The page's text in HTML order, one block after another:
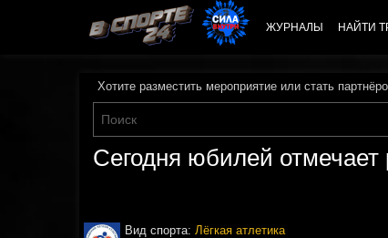
ЖУРНАЛЫ НАЙТИ
Хотите разместить мероприятие или стать
Сегодня юбилей отмечает
Вид спорта: Лёгкая атлетика